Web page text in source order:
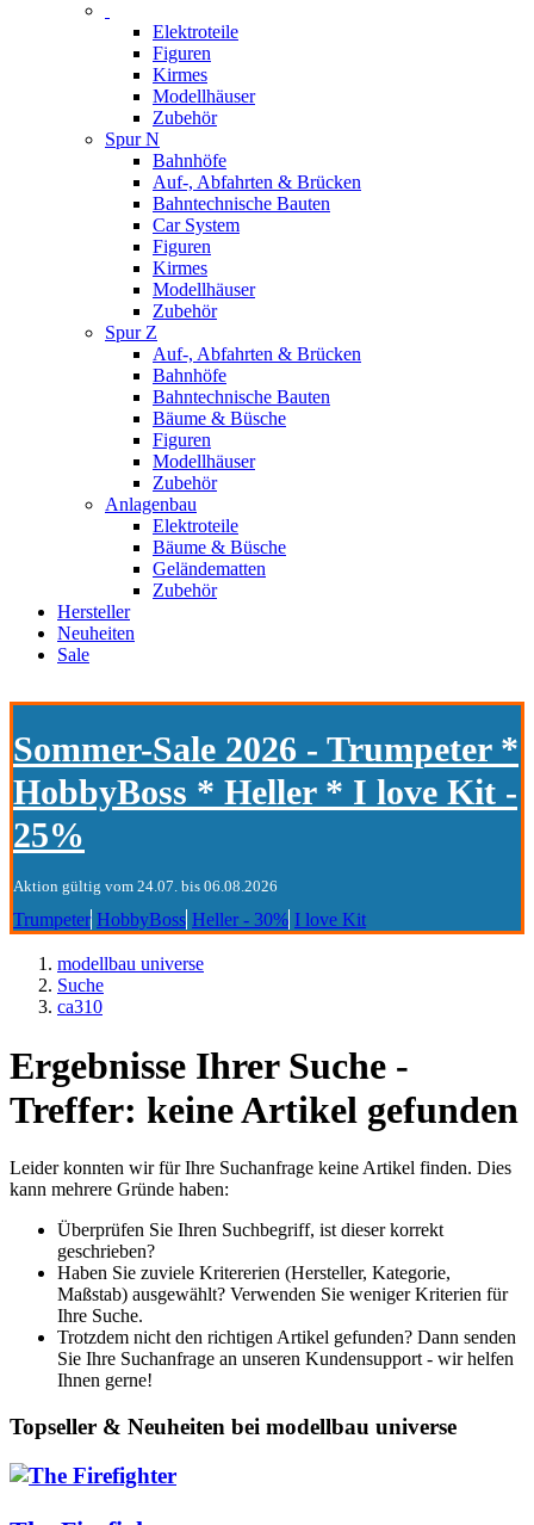
Elektroteile
Figuren
Kirmes
Modellhäuser
Zubehör
Spur N
Bahnhöfe
Auf-, Abfahrten & Brücken
Bahntechnische Bauten
Car System
Figuren
Kirmes
Modellhäuser
Zubehör
Spur Z
Auf-, Abfahrten & Brücken
Bahnhöfe
Bahntechnische Bauten
Bäume & Büsche
Figuren
Modellhäuser
Zubehör
Anlagenbau
Elektroteile
Bäume & Büsche
Geländematten
Zubehör
Hersteller
Neuheiten
Sale
Sommer-Sale 2026 - Trumpeter *
HobbyBoss * Heller * I love Kit -
25%
Aktion gültig vom 24.07. bis 06.08.2026
Trumpeter HobbyBoss Heller - 30% I love Kit
modellbau universe
Suche
ca310
Ergebnisse Ihrer Suche -
Treffer: keine Artikel gefunden
Leider konnten wir für Ihre Suchanfrage keine Artikel finden. Dies
kann mehrere Gründe haben:
Überprüfen Sie Ihren Suchbegriff, ist dieser korrekt
geschrieben?
Haben Sie zuviele Kritererien (Hersteller, Kategorie,
Maßstab) ausgewählt? Verwenden Sie weniger Kriterien für
Ihre Suche.
Trotzdem nicht den richtigen Artikel gefunden? Dann senden
Sie Ihre Suchanfrage an unseren Kundensupport - wir helfen
Ihnen gerne!
Topseller & Neuheiten bei modellbau universe